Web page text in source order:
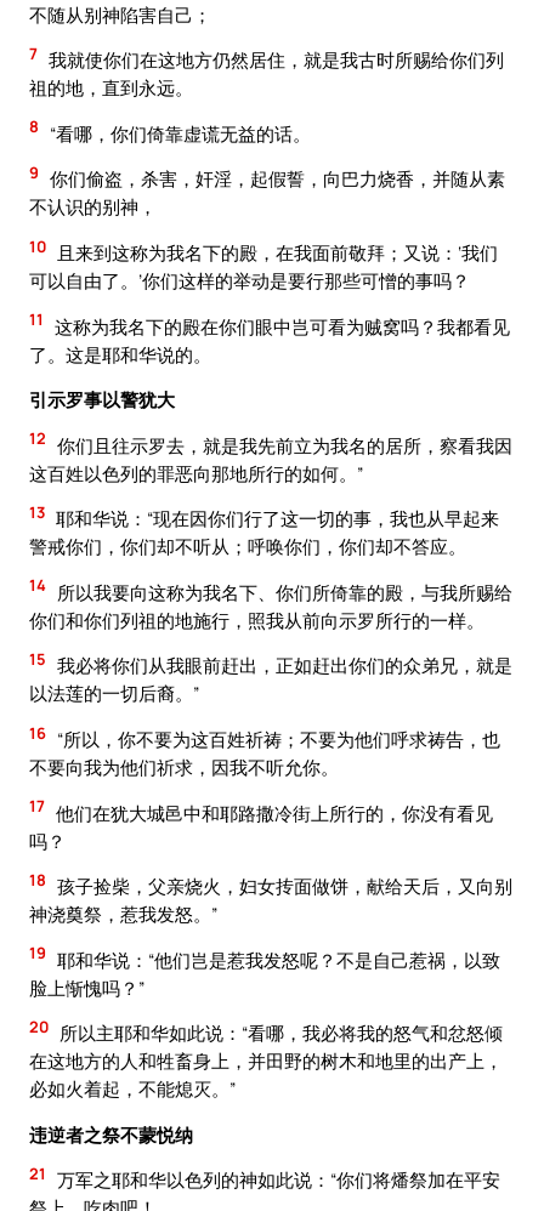
不随从别神陷害自己；
7 我就使你们在这地方仍然居住，就是我古时所赐给你们列
祖的地，直到永远。
8 “看哪，你们倚靠虚谎无益的话。
9 你们偷盗，杀害，奸淫，起假誓，向巴力烧香，并随从素
不认识的别神，
10
且来到这称为我名下的殿，在我面前敬拜；又说：‘我们
可以自由了。’你们这样的举动是要行那些可憎的事吗？
11
这称为我名下的殿在你们眼中岂可看为贼窝吗？我都看见
了。这是耶和华说的。
引示罗事以警犹大
12 你们且往示罗去，就是我先前立为我名的居所，察看我因
这百姓以色列的罪恶向那地所行的如何。”
13 耶和华说：“现在因你们行了这一切的事，我也从早起来
警戒你们，你们却不听从；呼唤你们，你们却不答应。
14
所以我要向这称为我名下、你们所倚靠的殿，与我所赐给
你们和你们列祖的地施行，照我从前向示罗所行的一样。
15 我必将你们从我眼前赶出，正如赶出你们的众弟兄，就是
以法莲的一切后裔。”
16 “所以，你不要为这百姓祈祷；不要为他们呼求祷告，也
不要向我为他们祈求，因我不听允你。
17 他们在犹大城邑中和耶路撒冷街上所行的，你没有看见
吗？
18 孩子捡柴，父亲烧火，妇女抟面做饼，献给天后，又向别
神浇奠祭，惹我发怒。”
19 耶和华说：“他们岂是惹我发怒呢？不是自己惹祸，以致
脸上惭愧吗？”
20 所以主耶和华如此说：“看哪，我必将我的怒气和忿怒倾
在这地方的人和牲畜身上，并田野的树木和地里的出产上，
必如火着起，不能熄灭。”
违逆者之祭不蒙悦纳
21
万军之耶和华以色列的神如此说：“你们将燔祭加在平安